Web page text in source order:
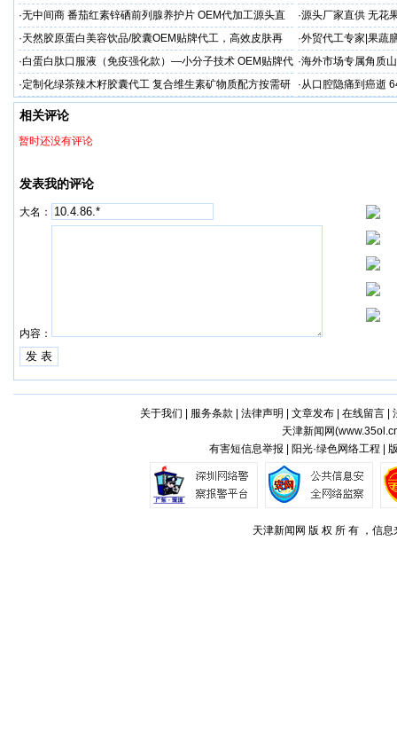
式服务
工 低起订量
·无中间商 番茄红素锌硒前列腺养护片 OEM代加工源头直
供
·源头厂家直供 无花
牌代加工
·天然胶原蛋白美容饮品/胶囊OEM贴牌代工，高效皮肤再
生，赋能品牌出海
·外贸代工专家|果蔬
·白蛋白肽口服液（免疫强化款）—小分子技术 OEM贴牌代
加工 快速量产
·海外市场专属角质
发 OEM厂家
·定制化绿茶辣木籽胶囊代工 复合维生素矿物质配方按需研
发
·从口腔隐痛到癌逝
范再敲警钟
相关评论
暂时还没有评论
发表我的评论
大名：
内容：
关于我们 服务条款 法律声明 文章发布| 在线留言|
天津新闻网(
有害短信息举报 | 阳光·绿色网络工程 |
天津新闻网 版 权 所 有 ，信